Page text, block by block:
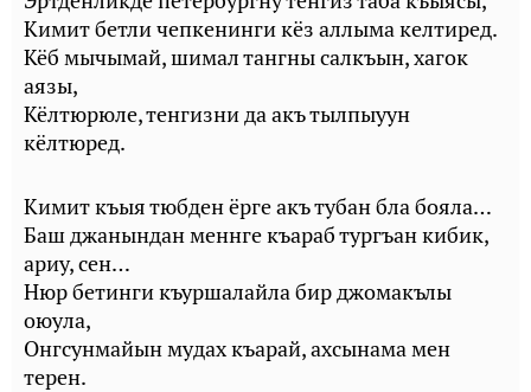
Кимит бетли чепкенинги кёз аллыма келтиред.
Кёб мычымай, шимал тангны салкъын, хагок
аязы,
Кёлтюрюле, тенгизни да акъ тылпыуун
кёлтюред.
Кимит къыя тюбден ёрге акъ тубан бла бояла…
Баш джанындан меннге къараб тургъан кибик,
ариу, сен…
Нюр бетинги къуршалайла бир джомакълы
оюула,
Онгсунмайын мудах къарай, ахсынама мен
терен.